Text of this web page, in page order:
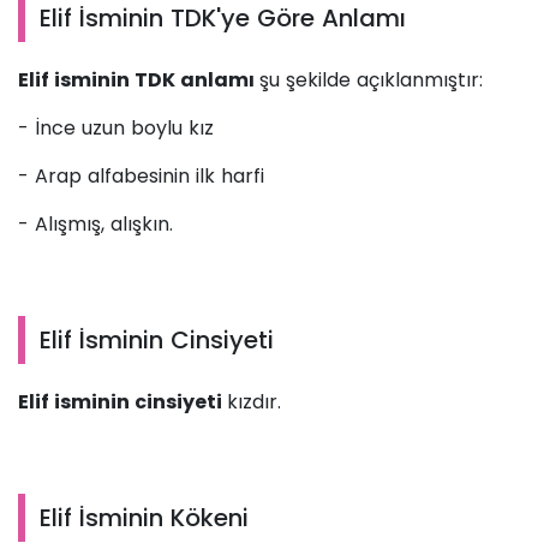
Elif İsminin TDK'ye Göre Anlamı
Elif isminin TDK anlamı şu şekilde açıklanmıştır:
- İnce uzun boylu kız
- Arap alfabesinin ilk harfi
- Alışmış, alışkın.
Elif İsminin Cinsiyeti
Elif isminin cinsiyeti kızdır.
Elif İsminin Kökeni